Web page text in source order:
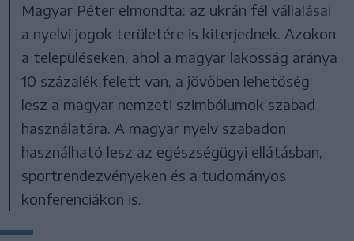
Magyar Péter elmondta: az ukrán fél vállalásai
a nyelvi jogok területére is kiterjednek. Azokon
a településeken, ahol a magyar lakosság aránya
10 százalék felett van, a jövőben lehetőség
lesz a magyar nemzeti szimbólumok szabad
használatára. A magyar nyelv szabadon
használható lesz az egészségügyi ellátásban,
sportrendezvényeken és a tudományos
konferenciákon is.